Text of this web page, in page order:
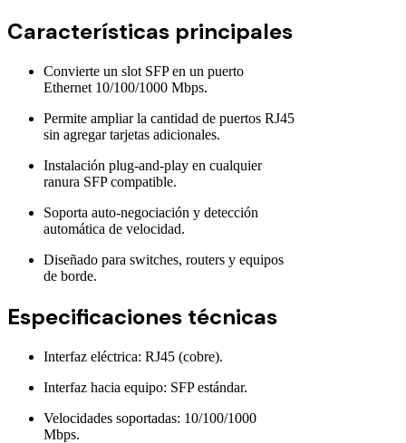
Características principales
Convierte un slot SFP en un puerto
Ethernet 10/100/1000 Mbps.
Permite ampliar la cantidad de puertos RJ45
sin agregar tarjetas adicionales.
Instalación plug-and-play en cualquier
ranura SFP compatible.
Soporta auto-negociación y detección
automática de velocidad.
Diseñado para switches, routers y equipos
de borde.
Especificaciones técnicas
Interfaz eléctrica: RJ45 (cobre).
Interfaz hacia equipo: SFP estándar.
Velocidades soportadas: 10/100/1000
Mbps.